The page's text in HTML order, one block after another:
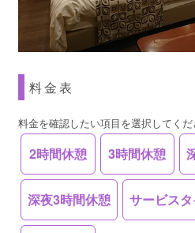
料金表
料金を確認したい項目を選択してくだ
2時間休憩 3時間休憩
深夜3時間休憩 サービス